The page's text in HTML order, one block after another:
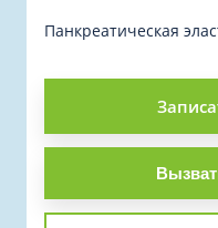
Панкреатическая